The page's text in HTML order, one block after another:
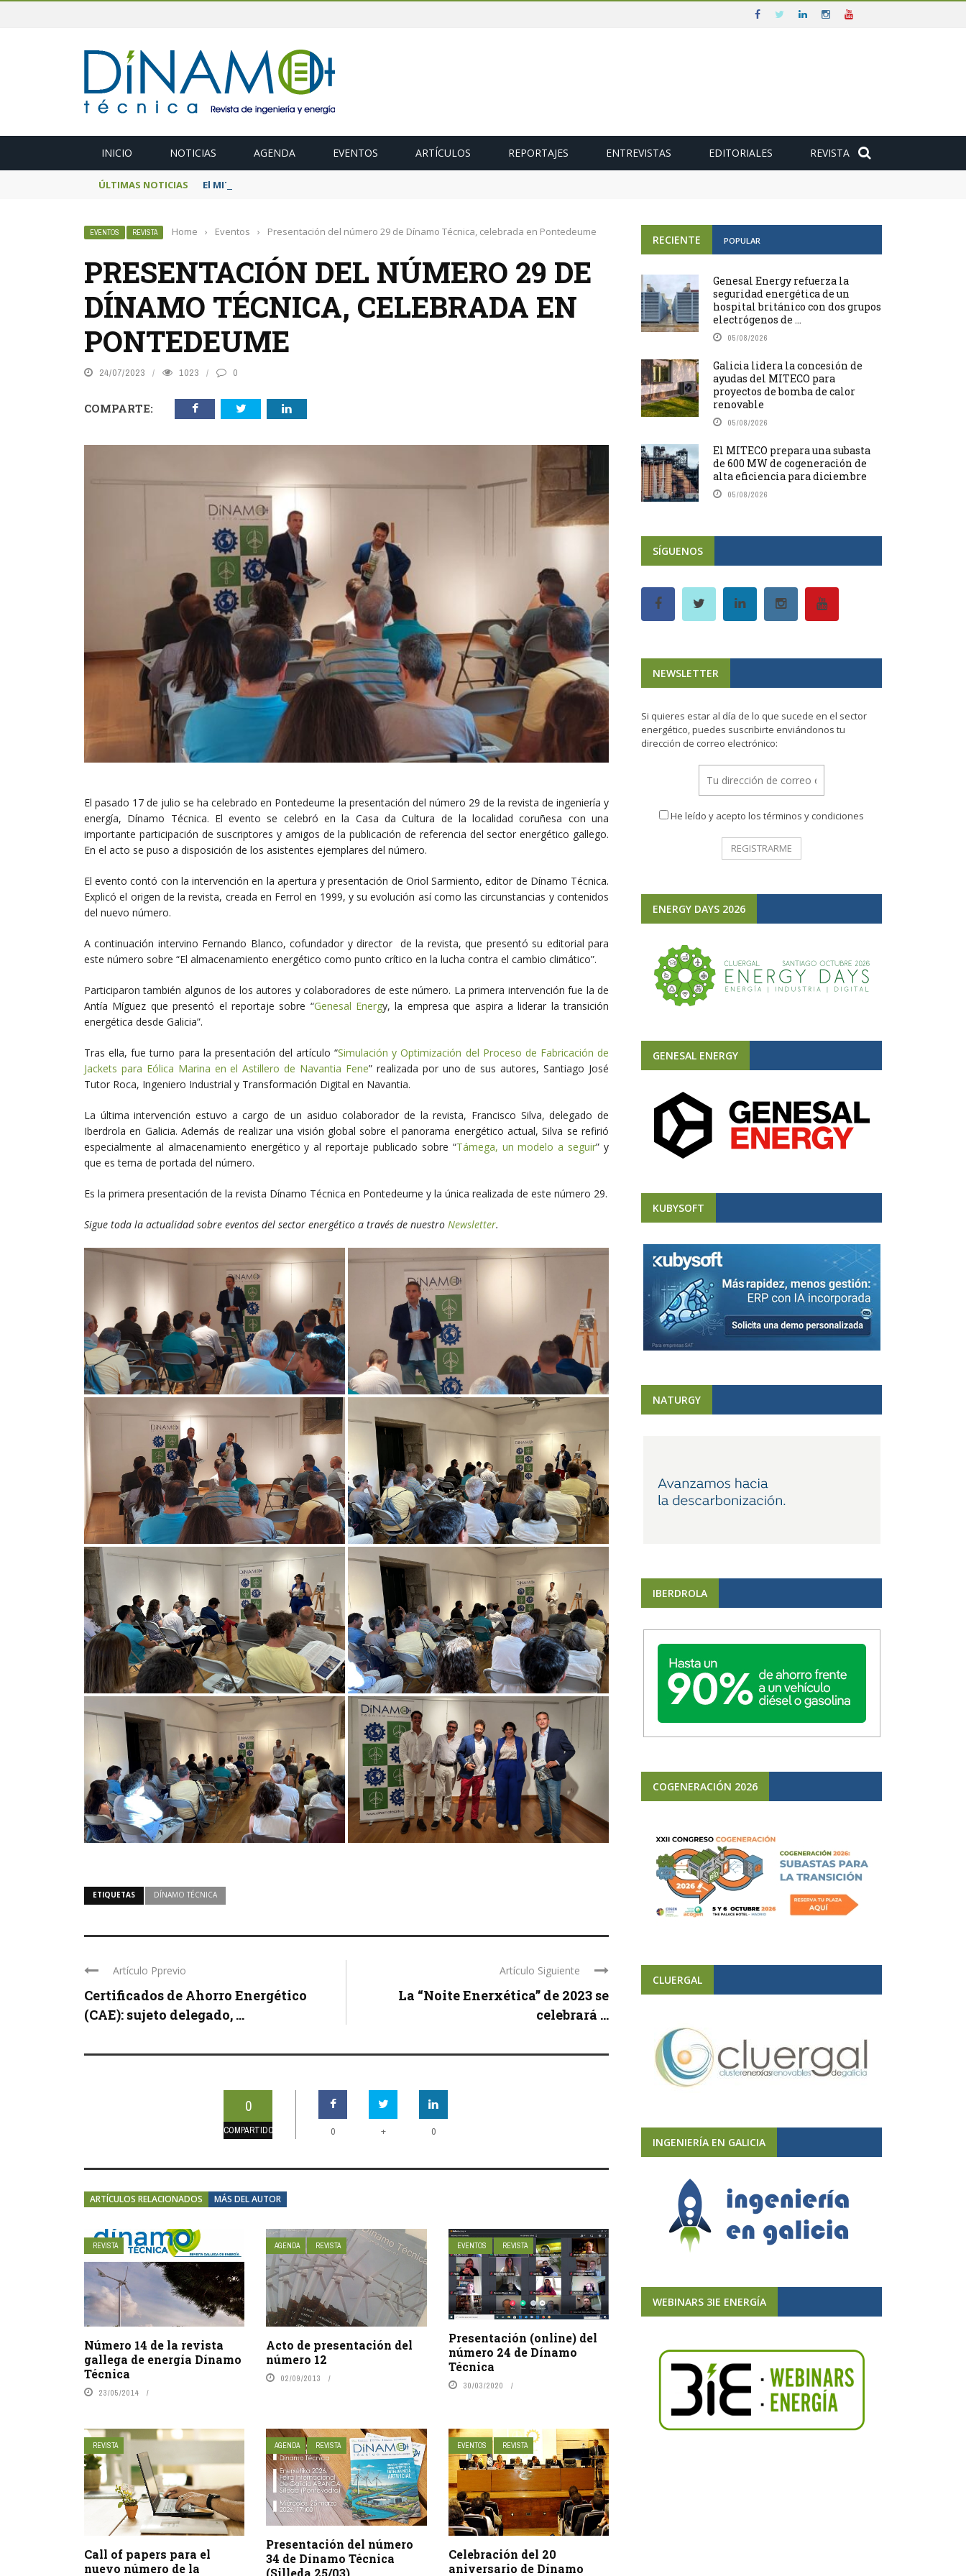
INICIO NOTICIAS AGENDA EVENTOS ARTÍCULOS REPORTAJES ENTREVISTAS EDITORIALES REVISTA
ÚLTIMAS NOTICIAS El MITECO prepara una subasta de 600 MW de cogeneración de alta eficiencia para diciembre
EVENTOS REVISTA Home › Eventos › Presentación del número 29 de Dínamo Técnica, celebrada en Pontedeume
PRESENTACIÓN DEL NÚMERO 29 DE
DÍNAMO TÉCNICA, CELEBRADA EN
PONTEDEUME
24/07/2023 1023 0
COMPARTE:
El pasado 17 de julio se ha celebrado en Pontedeume la presentación del número 29 de la revista de ingeniería y
energía, Dínamo Técnica. El evento se celebró en la Casa da Cultura de la localidad coruñesa con una
importante participación de suscriptores y amigos de la publicación de referencia del sector energético gallego.
En el acto se puso a disposición de los asistentes ejemplares del número.
El evento contó con la intervención en la apertura y presentación de Oriol Sarmiento, editor de Dínamo Técnica.
Explicó el origen de la revista, creada en Ferrol en 1999, y su evolución así como las circunstancias y contenidos
del nuevo número.
A continuación intervino Fernando Blanco, cofundador y director de la revista, que presentó su editorial para
este número sobre “El almacenamiento energético como punto crítico en la lucha contra el cambio climático”.
Participaron también algunos de los autores y colaboradores de este número. La primera intervención fue la de
Antía Míguez que presentó el reportaje sobre “Genesal Energy, la empresa que aspira a liderar la transición
energética desde Galicia”.
Tras ella, fue turno para la presentación del artículo “Simulación y Optimización del Proceso de Fabricación de
Jackets para Eólica Marina en el Astillero de Navantia Fene” realizada por uno de sus autores, Santiago José
Tutor Roca, Ingeniero Industrial y Transformación Digital en Navantia.
La última intervención estuvo a cargo de un asiduo colaborador de la revista, Francisco Silva, delegado de
Iberdrola en Galicia. Además de realizar una visión global sobre el panorama energético actual, Silva se refirió
especialmente al almacenamiento energético y al reportaje publicado sobre “Támega, un modelo a seguir” y
que es tema de portada del número.
Es la primera presentación de la revista Dínamo Técnica en Pontedeume y la única realizada de este número 29.
Sigue toda la actualidad sobre eventos del sector energético a través de nuestro Newsletter.
ETIQUETAS DÍNAMO TÉCNICA
Artículo Pprevio
Certificados de Ahorro Energético
(CAE): sujeto delegado, ...
Artículo Siguiente
La “Noite Enerxética” de 2023 se
celebrará ...
0
COMPARTIDOS 0 + 0
ARTÍCULOS RELACIONADOS MÁS DEL AUTOR
REVISTA
Número 14 de la revista
gallega de energía Dínamo
Técnica
23/05/2014
AGENDA REVISTA
Acto de presentación del
número 12
02/09/2013
EVENTOS REVISTA
Presentación (online) del
número 24 de Dínamo
Técnica
30/03/2020
REVISTA
Call of papers para el
nuevo número de la
AGENDA REVISTA
Presentación del número
34 de Dínamo Técnica
(Silleda 25/03)
EVENTOS REVISTA
Celebración del 20
aniversario de Dínamo
RECIENTE POPULAR
Genesal Energy refuerza la
seguridad energética de un
hospital británico con dos grupos
electrógenos de ...
05/08/2026
Galicia lidera la concesión de
ayudas del MITECO para
proyectos de bomba de calor
renovable
05/08/2026
El MITECO prepara una subasta
de 600 MW de cogeneración de
alta eficiencia para diciembre
05/08/2026
SÍGUENOS
NEWSLETTER
Si quieres estar al día de lo que sucede en el sector
energético, puedes suscribirte enviándonos tu
dirección de correo electrónico:
He leído y acepto los términos y condiciones
ENERGY DAYS 2026
GENESAL ENERGY
KUBYSOFT
NATURGY
IBERDROLA
COGENERACIÓN 2026
CLUERGAL
INGENIERÍA EN GALICIA
WEBINARS 3IE ENERGÍA